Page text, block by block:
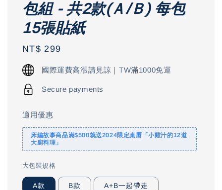
包組 - 共2款(Ａ/Ｂ) 每包
15張貼紙
Regular
price
NT$ 299
國際運費高漲請見諒｜TW滿1000免運
Secure payments
適用優惠
床編故事商品滿$500就送2024限定桌曆「小雞汁的12道
大廚料理」
大包裝規格
A款 B款 A+B一起帶走